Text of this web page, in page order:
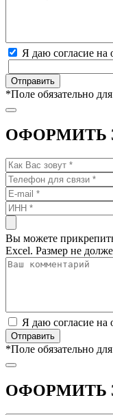
Я даю согласие на
*Поле обязательно
ОФОРМИТЬ
Вы можете
Excel. Размер не
Я даю согласие на
*Поле обязательно
ОФОРМИТЬ